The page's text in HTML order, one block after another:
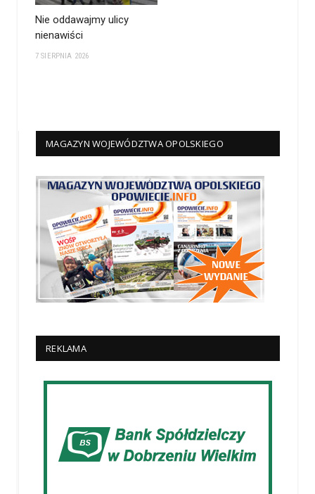
Nie oddawajmy ulicy
nienawiści
7 SIERPNIA 2026
MAGAZYN WOJEWÓDZTWA OPOLSKIEGO
REKLAMA